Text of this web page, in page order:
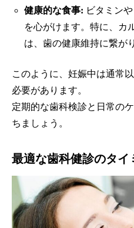
健康的な食事: ビタミン
を心がけます。特に、カ
は、歯の健康維持に繋が
このように、妊娠中は通常
必要があります。
定期的な歯科検診と日常の
ちましょう。
最適な歯科健診のタイ